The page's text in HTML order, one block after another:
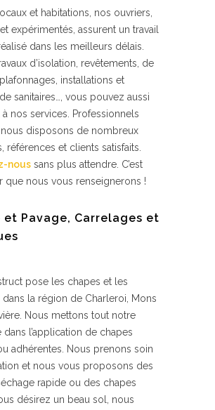
et habitations, nos ouvriers,
expérimentés, assurent un travail
dans les meilleurs délais.
d’isolation, revêtements, de
installations et
sanitaires…, vous pouvez aussi
nos services. Professionnels
disposons de nombreux
références et clients satisfaits.
nous sans plus attendre. C’est
que nous vous renseignerons !
et Pavage, Carrelages et
pose les chapes et les
dans la région de Charleroi, Mons
Nous mettons tout notre
dans l’application de chapes
adhérentes. Nous prenons soin
et nous vous proposons des
rapide ou des chapes
désirez un beau sol, nous